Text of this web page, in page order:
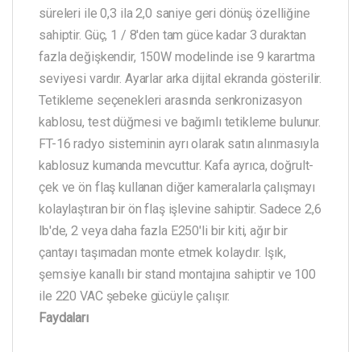
süreleri ile 0,3 ila 2,0 saniye geri dönüş özelliğine
sahiptir. Güç, 1 / 8'den tam güce kadar 3 duraktan
fazla değişkendir, 150W modelinde ise 9 karartma
seviyesi vardır. Ayarlar arka dijital ekranda gösterilir.
Tetikleme seçenekleri arasında senkronizasyon
kablosu, test düğmesi ve bağımlı tetikleme bulunur.
FT-16 radyo sisteminin ayrı olarak satın alınmasıyla
kablosuz kumanda mevcuttur. Kafa ayrıca, doğrult-
çek ve ön flaş kullanan diğer kameralarla çalışmayı
kolaylaştıran bir ön flaş işlevine sahiptir. Sadece 2,6
lb'de, 2 veya daha fazla E250'li bir kiti, ağır bir
çantayı taşımadan monte etmek kolaydır. Işık,
şemsiye kanallı bir stand montajına sahiptir ve 100
ile 220 VAC şebeke gücüyle çalışır.
Faydaları